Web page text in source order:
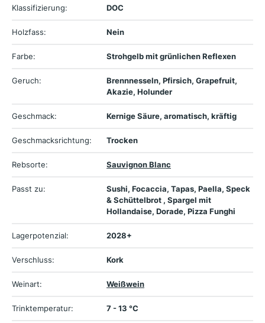
Klassifizierung: DOC
Holzfass: Nein
Farbe: Strohgelb mit grünlichen Reflexen
Geruch:
Brennnesseln, Pfirsich, Grapefruit,
Akazie, Holunder
Geschmack: Kernige Säure, aromatisch, kräftig
Geschmacksrichtung: Trocken
Rebsorte: Sauvignon Blanc
Passt zu:
Sushi, Focaccia, Tapas, Paella, Speck
& Schüttelbrot , Spargel mit
Hollandaise, Dorade, Pizza Funghi
Lagerpotenzial: 2028+
Verschluss: Kork
Weinart: Weißwein
Trinktemperatur: 7 - 13 °C